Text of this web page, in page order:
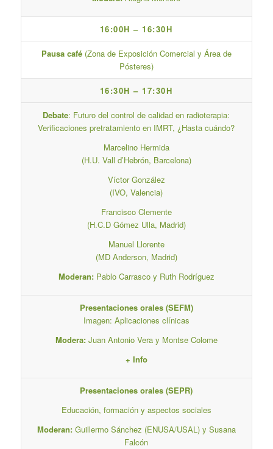
16:00H – 16:30H
Pausa café(Zona de Exposición Comercial y Área de
Pósteres)
16:30H – 17:30H
Debate: Futuro del control de calidad en radioterapia:
Verificaciones pretratamiento en IMRT, ¿Hasta cuándo?
Marcelino Hermida
(H.U. Vall d’Hebrón, Barcelona)
Víctor González
(IVO, Valencia)
Francisco Clemente
(H.C.D Gómez Ulla, Madrid)
Manuel Llorente
(MD Anderson, Madrid)
Moderan:Pablo Carrasco y Ruth Rodríguez
Presentaciones orales (SEFM)
Imagen: Aplicaciones clínicas
Modera:Juan Antonio Vera y Montse Colome
+ Info
Presentaciones orales (SEPR)
Educación, formación y aspectos sociales
Moderan:Guillermo Sánchez (ENUSA/USAL) y Susana
Falcón